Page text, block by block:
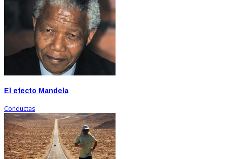
El efecto Mandela
Conductas